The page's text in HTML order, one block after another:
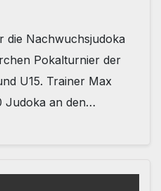
die Nachwuchsjudoka
Pokalturnier der
U15. Trainer Max
Judoka an den…